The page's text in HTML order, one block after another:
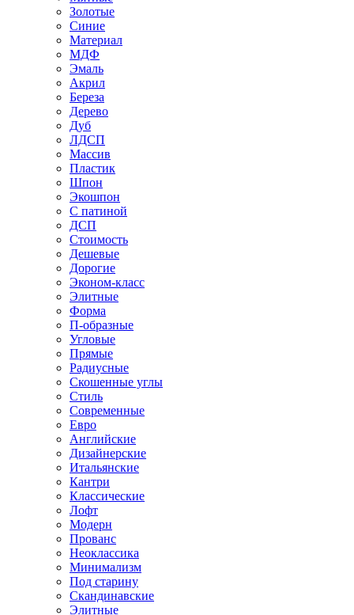
Золотые
Синие
Материал
МДФ
Эмаль
Акрил
Береза
Дерево
Дуб
ЛДСП
Массив
Пластик
Шпон
Экошпон
С патиной
ДСП
Стоимость
Дешевые
Дорогие
Эконом-класс
Элитные
Форма
П-образные
Угловые
Прямые
Радиусные
Скошенные углы
Стиль
Современные
Евро
Английские
Дизайнерские
Итальянские
Кантри
Классические
Лофт
Модерн
Прованс
Неоклассика
Минимализм
Под старину
Скандинавские
Элитные